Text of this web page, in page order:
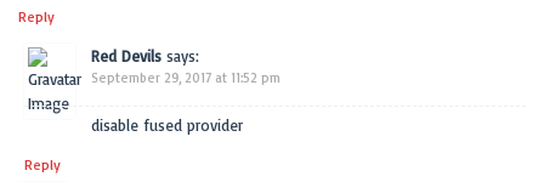
Reply
Red Devils says:
September 29, 2017 at 11:52 pm
disable fused provider
Reply